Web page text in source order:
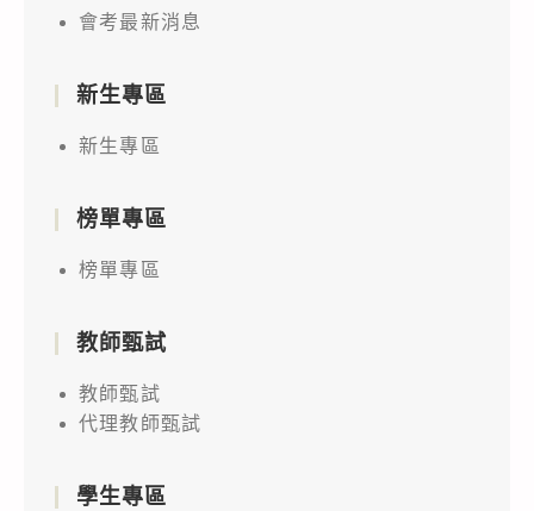
會考最新消息
新生專區
新生專區
榜單專區
榜單專區
教師甄試
教師甄試
代理教師甄試
學生專區